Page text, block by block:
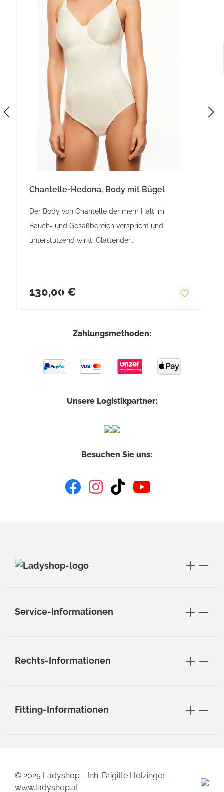
Chantelle-Hedona, Body mit Bügel
Der Body von Chantelle der mehr Halt im
Bauch- und Gesäßbereich verspricht und
unterstützend wirkt. Glättender...
130,00 €
Zahlungsmethoden:
Unsere Logistikpartner:
Besuchen Sie uns:
Service-Informationen
Rechts-Informationen
Fitting-Informationen
© 2025 Ladyshop - Inh. Brigitte Holzinger -
www.ladyshop.at